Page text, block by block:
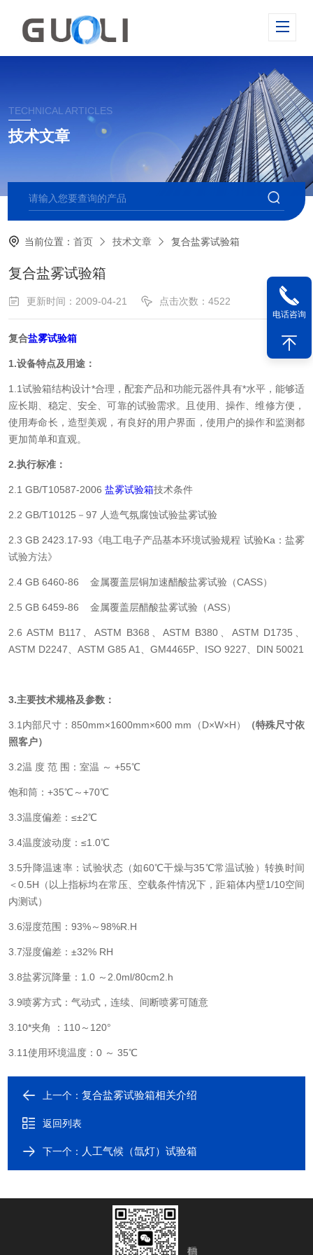
TECHNICAL ARTICLES
技术文章
当前位置：首页 技术文章 复合盐雾试验箱
复合盐雾试验箱
更新时间：2009-04-21 点击次数：4522
复合盐雾试验箱
1.设备特点及用途：
1.1试验箱结构设计*合理，配套产品和功能元器件具有*水平，能够适
应长期、稳定、安全、可靠的试验需求。且使用、操作、维修方便，
使用寿命长，造型美观，有良好的用户界面，使用户的操作和监测都
更加简单和直观。
2.执行标准：
2.1 GB/T10587-2006 盐雾试验箱技术条件
2.2 GB/T10125－97 人造气氛腐蚀试验盐雾试验
2.3 GB 2423.17-93《电工电子产品基本环境试验规程 试验Ka：盐雾
试验方法》
2.4 GB 6460-86 金属覆盖层铜加速醋酸盐雾试验（CASS）
2.5 GB 6459-86 金属覆盖层醋酸盐雾试验（ASS）
2.6 ASTM B117、ASTM B368、ASTM B380、ASTM D1735、
ASTM D2247、ASTM G85 A1、GM4465P、ISO 9227、DIN 50021
3.主要技术规格及参数：
3.1内部尺寸：850mm×1600mm×600 mm（D×W×H）
（特殊尺寸依
照客户）
3.2温 度 范 围：室温 ～ +55℃
饱和筒：+35℃～+70℃
3.3温度偏差：≤±2℃
3.4温度波动度：≤1.0℃
3.5升降温速率：试验状态（如60℃干燥与35℃常温试验）转换时间
＜0.5H（以上指标均在常压、空载条件情况下，距箱体内壁1/10空间
内测试）
3.6湿度范围：93%～98%R.H
3.7湿度偏差：±32% RH
3.8盐雾沉降量：1.0 ～2.0ml/80cm2.h
3.9喷雾方式：气动式，连续、间断喷雾可随意
3.10*夹角 ：110～120°
3.11使用环境温度：0 ～ 35℃
上一个：复合盐雾试验箱相关介绍
返回列表
下一个： 人工气候（氙灯）试验箱
电话咨询